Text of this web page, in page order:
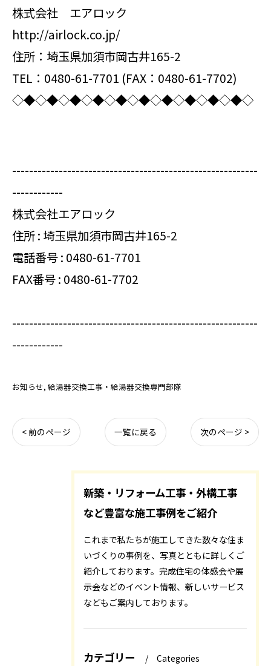
株式会社 エアロック
http://airlock.co.jp/
住所：埼玉県加須市岡古井165-2
TEL：0480-61-7701 (FAX：0480-61-7702)
◇◆◇◆◇◆◇◆◇◆◇◆◇◆◇◆◇◆◇◆◇
----------------------------------------------------------
------------
株式会社エアロック
住所 : 埼玉県加須市岡古井165-2
電話番号 : 0480-61-7701
FAX番号 : 0480-61-7702
----------------------------------------------------------
------------
お知らせ 給湯器交換工事・給湯器交換専門部隊
< 前のページ 一覧に戻る 次のページ >
新築・リフォーム工事・外構工事
など豊富な施工事例をご紹介
これまで私たちが施工してきた数々な住ま
いづくりの事例を、写真とともに詳しくご
紹介しております。完成住宅の体感会や展
示会などのイベント情報、新しいサービス
などもご案内しております。
カテゴリー Categories